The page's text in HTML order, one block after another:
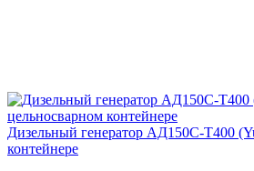
Дизельный генератор АД150С-Т400
контейнере